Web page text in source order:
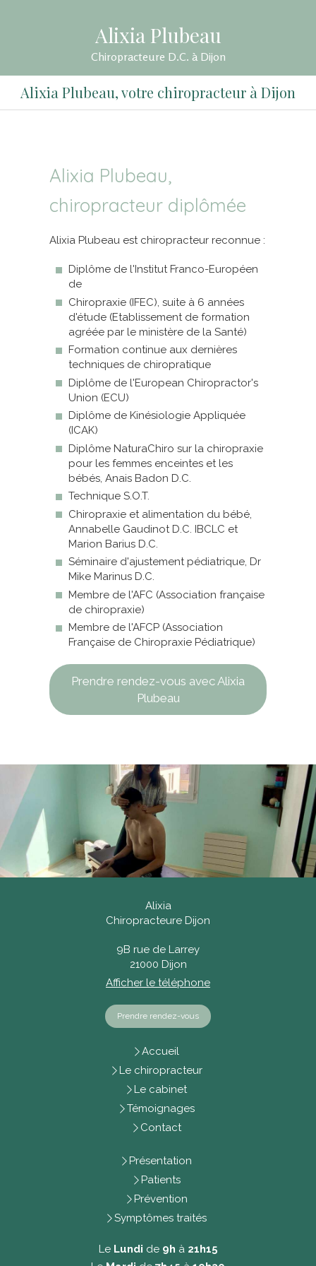
Alixia Plubeau
Chiropracteure D.C. à Dijon
Alixia Plubeau, votre chiropracteur à Dijon
Alixia Plubeau,
chiropracteur diplômée
Alixia Plubeau est chiropracteur reconnue :
Diplôme de l'Institut Franco-Européen
de
Chiropraxie (IFEC), suite à 6 années
d'étude (Etablissement de formation
agréée par le ministère de la Santé)
Formation continue aux dernières
techniques de chiropratique
Diplôme de l'European Chiropractor's
Union (ECU)
Diplôme de Kinésiologie Appliquée
(ICAK)
Diplôme NaturaChiro sur la chiropraxie
pour les femmes enceintes et les
bébés, Anais Badon D.C.
Technique S.O.T.
Chiropraxie et alimentation du bébé,
Annabelle Gaudinot D.C. IBCLC et
Marion Barius D.C.
Séminaire d'ajustement pédiatrique, Dr
Mike Marinus D.C.
Membre de l'AFC (Association française
de chiropraxie)
Membre de l'AFCP (Association
Française de Chiropraxie Pédiatrique)
Prendre rendez-vous avec Alixia
Plubeau
Alixia
Chiropracteure Dijon
9B rue de Larrey
21000 Dijon
Afficher le téléphone
Prendre rendez-vous
Accueil
Le chiropracteur
Le cabinet
Témoignages
Contact
Présentation
Patients
Prévention
Symptômes traités
Le Lundi de 9h à 21h15